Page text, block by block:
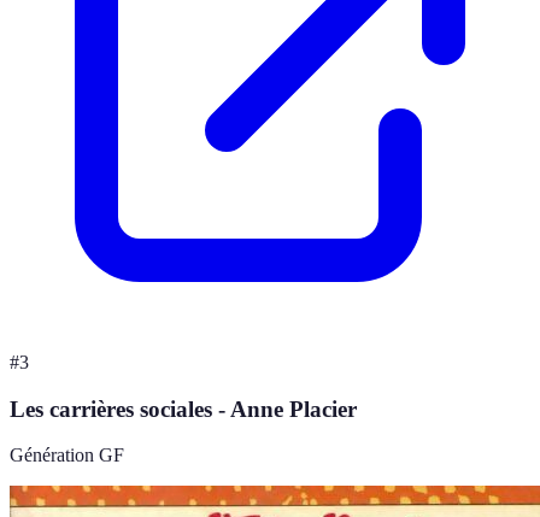
#3
Les carrières sociales - Anne Placier
Génération GF